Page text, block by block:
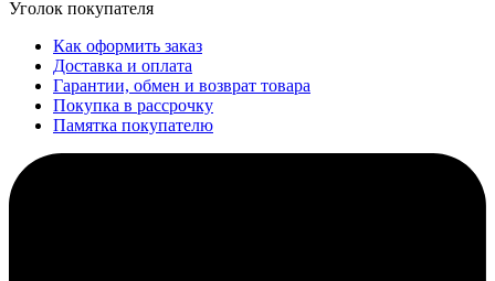
Уголок покупателя
Как оформить заказ
Доставка и оплата
Гарантии, обмен и возврат товара
Покупка в рассрочку
Памятка покупателю